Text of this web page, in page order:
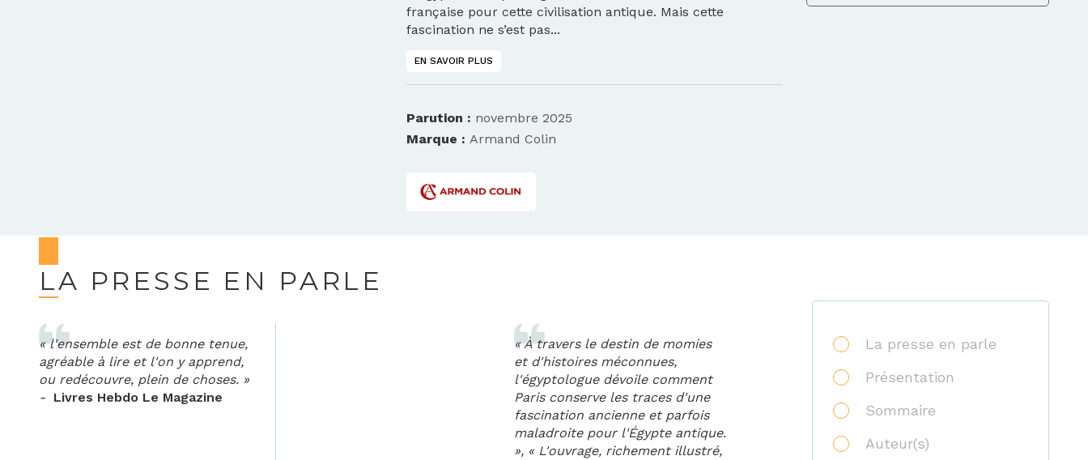
française pour cette civilisation antique. Mais cette
fascination ne s’est pas...
EN SAVOIR PLUS
Parution : novembre 2025
Marque : Armand Colin
La presse en parle
Présentation
Sommaire
Auteur(s)
LA PRESSE EN PARLE
« l'ensemble est de bonne tenue,
agréable à lire et l'on y apprend,
ou redécouvre, plein de choses. »
- Livres Hebdo Le Magazine
« À travers le destin de momies
et d'histoires méconnues,
l'égyptologue dévoile comment
Paris conserve les traces d'une
fascination ancienne et parfois
maladroite pour l'Égypte antique.
», « L'ouvrage, richement illustré,